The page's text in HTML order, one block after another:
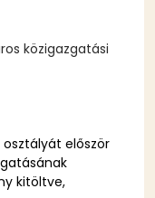
közigazgatási
osztályát először
kitöltve,